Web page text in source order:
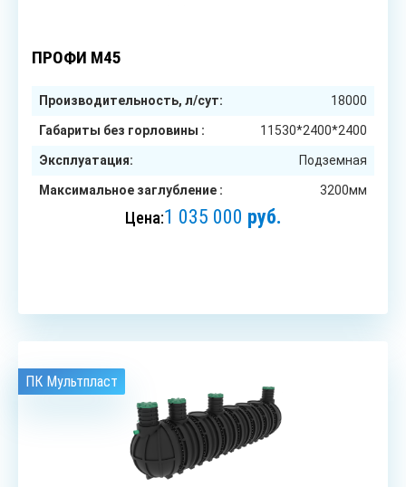
ПРОФИ М45
Производительность, л/сут: 18000
Габариты без горловины : 11530*2400*2400
Эксплуатация: Подземная
Максимальное заглубление : 3200мм
Цена:1 035 000 руб.
ПК Мультпласт